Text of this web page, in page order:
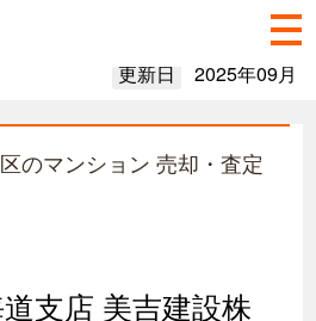
更新日 2025年09月
のマンション 売却・査定
支店 美吉建設株